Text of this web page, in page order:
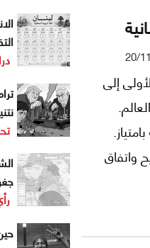
20/
إلى
العالم.
واتفاق